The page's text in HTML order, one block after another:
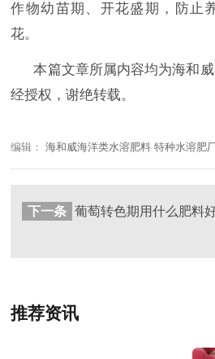
作物幼苗期、开花盛期，防止
花。
本篇文章所属内容均为海和
经授权，谢绝转载。
编辑：海和威海洋类水溶肥料 特种水溶肥
下一条 葡萄转色期用什么肥料
推荐资讯